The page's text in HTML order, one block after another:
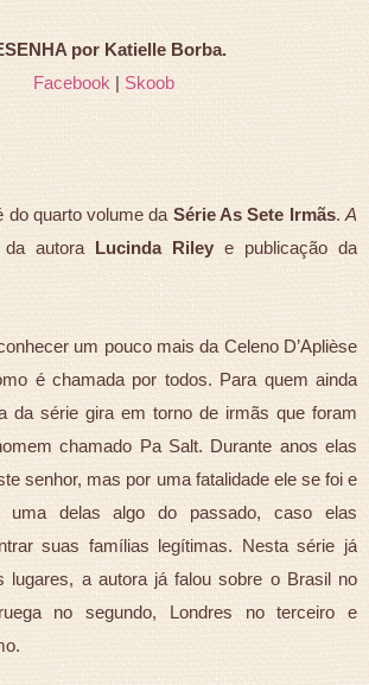
por Katielle Borba.
Facebook|Skoob
do quarto volume da Série As Sete Irmãs.A
autoraLucinda Rileye publicação da
um pouco mais da Celeno D’Aplièse
é chamada por todos. Para quem ainda
da série gira em torno de irmãs que foram
chamado Pa Salt. Durante anos elas
senhor, mas por uma fatalidade ele se foi e
uma delas algo do passado, caso elas
suas famílias legítimas. Nesta série já
lugares, a autora já falou sobre o Brasil no
no segundo, Londres no terceiro e